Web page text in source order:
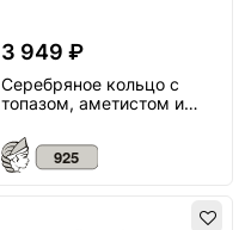
3 949 ₽
Серебряное кольцо с
топазом, аметистом и